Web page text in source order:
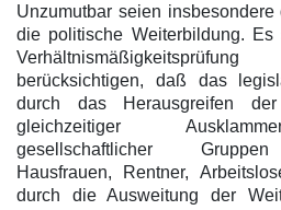
Unzumutbar seien
die politische Weiterbildung.
berücksichtigen, daß das
durch das Herausgreifen
gleichzeitiger
gesellschaftlicher
Hausfrauen, Rentner,
durch die Ausweitung der